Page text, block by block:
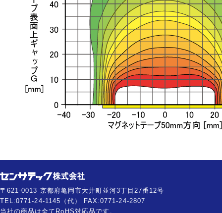
〒621-0013 京都府亀岡市大井町並河3丁目27番12号
TEL:0771-24-1145（代） FAX:0771-24-2807
当社の商品は全てRoHS対応品です。